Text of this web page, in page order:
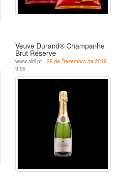
Veuve Durand® Champanhe
Brut Réserve
www.aldi.pt - 28 de Dezembro de 2019 -
9.99